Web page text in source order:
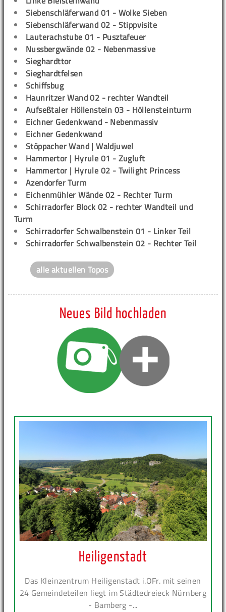
Siebenschläferwand 01 - Wolke Sieben
Siebenschläferwand 02 - Stippvisite
Lauterachstube 01 - Pusztafeuer
Nussbergwände 02 - Nebenmassive
Sieghardttor
Sieghardtfelsen
Schiffsbug
Haunritzer Wand 02 - rechter Wandteil
Aufseßtaler Höllenstein 03 - Höllensteinturm
Eichner Gedenkwand - Nebenmassiv
Eichner Gedenkwand
Stöppacher Wand | Waldjuwel
Hammertor | Hyrule 01 - Zugluft
Hammertor | Hyrule 02 - Twilight Princess
Azendorfer Turm
Eichenmühler Wände 02 - Rechter Turm
Schirradorfer Block 02 - rechter Wandteil und
Turm
Schirradorfer Schwalbenstein 01 - Linker Teil
Schirradorfer Schwalbenstein 02 - Rechter Teil
alle aktuellen Topos
Neues Bild hochladen
Heiligenstadt
Das Kleinzentrum Heiligenstadt i.OFr. mit seinen
24 Gemeindeteilen liegt im Städtedreieck Nürnberg
- Bamberg -...